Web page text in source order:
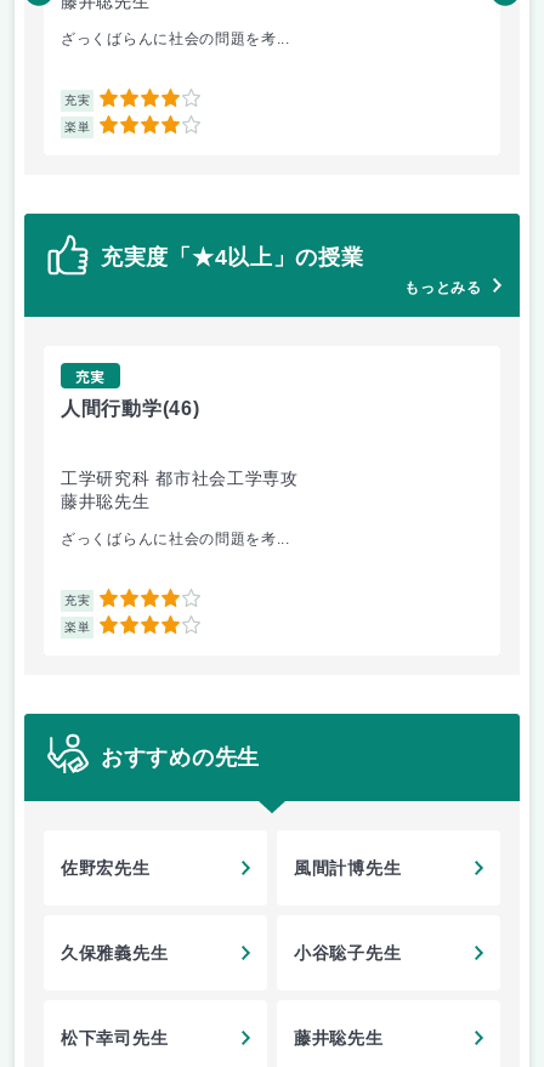
ざっくばらんに社会の問題を考...
充実 4
楽単 4
充実度「★4以上」の授業
もっとみる
充実
人間行動学(46)
工学研究科 都市社会工学専攻
藤井聡先生
ざっくばらんに社会の問題を考...
充実 4
楽単 4
おすすめの先生
佐野宏先生 風間計博先生
久保雅義先生 小谷聡子先生
松下幸司先生 藤井聡先生